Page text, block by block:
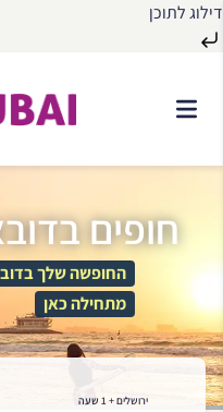
דילוג לתוכן
התוכן
חופים
החופשה שלך
מתחילה כאן
ירושלים + 1 שעה